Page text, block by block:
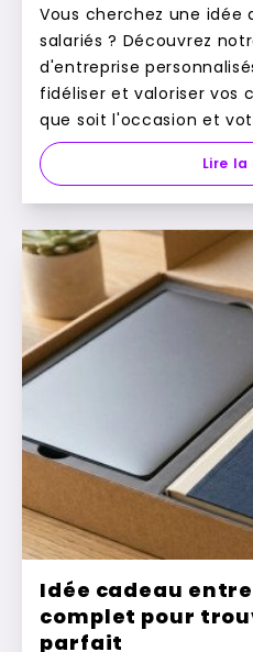
Vous cherchez une idée
salariés ? Découvrez
d'entreprise
fidéliser et valoriser vos
que soit l'occasion et
Lire
Idée cadeau
complet pour
parfait